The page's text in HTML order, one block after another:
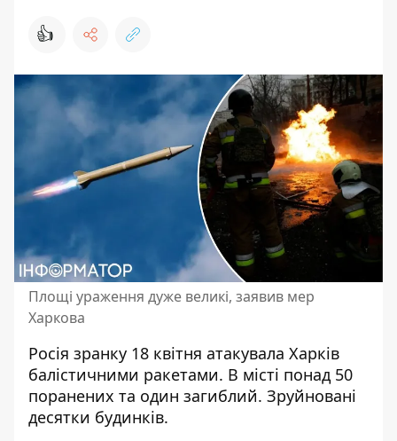
👍
Площі ураження дуже великі, заявив мер
Харкова
Росія зранку 18 квітня атакувала Харків
балістичними ракетами. В місті понад 50
поранених та один загиблий. Зруйновані
десятки будинків.